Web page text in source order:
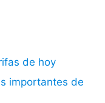
de hoy
importantes de